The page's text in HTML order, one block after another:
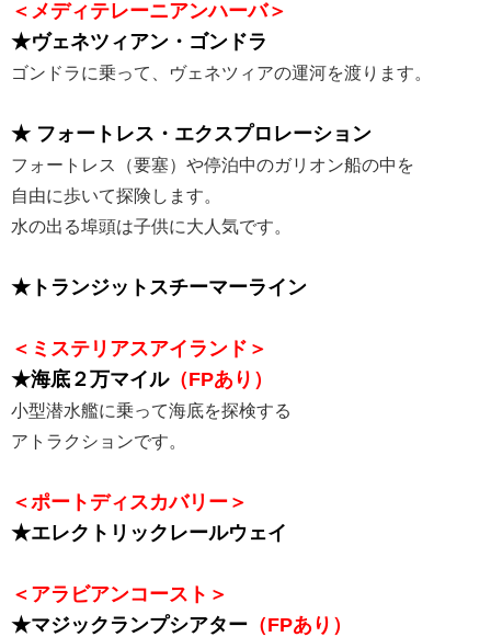
＜メディテレーニアンハーバ＞
★ヴェネツィアン・ゴンドラ
ゴンドラに乗って、ヴェネツィアの運河を渡ります。
★ フォートレス・エクスプロレーション
フォートレス（要塞）や停泊中のガリオン船の中を
自由に歩いて探険します。
水の出る埠頭は子供に大人気です。
★トランジットスチーマーライン
＜ミステリアスアイランド＞
★海底２万マイル（FPあり）
小型潜水艦に乗って海底を探検する
アトラクションです。
＜ポートディスカバリー＞
★エレクトリックレールウェイ
＜アラビアンコースト＞
★マジックランプシアター （FPあり）